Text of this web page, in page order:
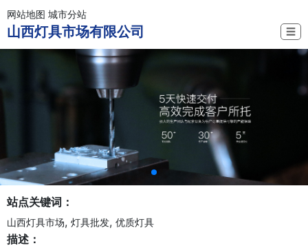
网站地图 城市分站
山西灯具市场有限公司 ☰
站点关键词：
山西灯具市场, 灯具批发, 优质灯具
描述：